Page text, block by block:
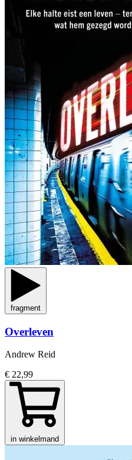
fragment
Overleven
Andrew Reid
€ 22,99
in winkelmand